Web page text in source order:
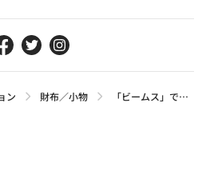
ン 財布／小物 「ビームス」で見つけた、雨でもおしゃれに過ごせるおすすめレイングッズ4選